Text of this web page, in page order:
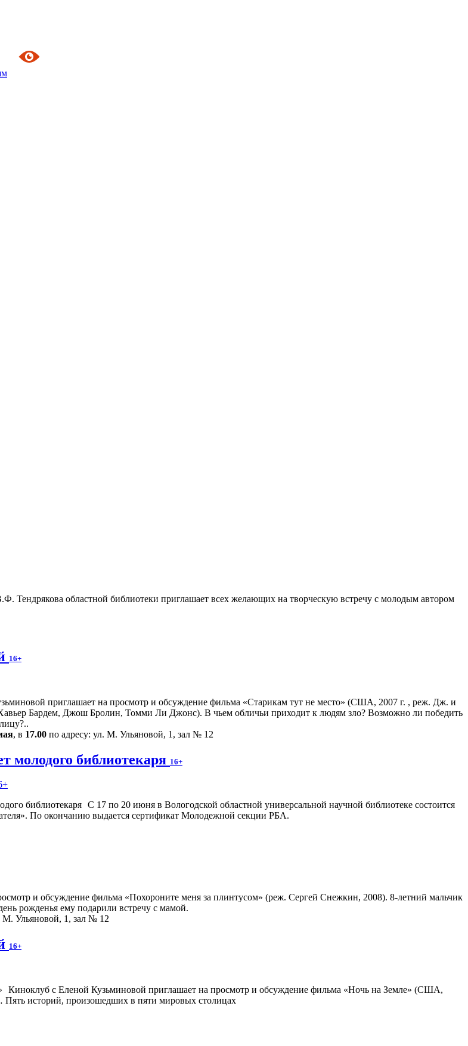
Тендрякова областной библиотеки приглашает всех желающих на творческую встречу с молодым автором
16+
приглашает на просмотр и обсуждение фильма «Старикам тут не место» (США, 2007 г. , реж. Дж. и
Бардем, Джош Бролин, Томми Ли Джонс). В чьем обличьи приходит к людям зло? Возможно ли победить
, в 17.00 по адресу: ул. М. Ульяновой, 1, зал № 12
молодого библиотекаря 16+
С 17 по 20 июня в Вологодской областной универсальной научной библиотеке состоится
По окончанию выдается сертификат Молодежной секции РБА.
и обсуждение фильма «Похороните меня за плинтусом» (реж. Сергей Снежкин, 2008). 8-летний мальчик
рожденья ему подарили встречу с мамой.
М. Ульяновой, 1, зал № 12
16+
Киноклуб с Еленой Кузьминовой приглашает на просмотр и обсуждение фильма «Ночь на Земле» (США,
историй, произошедших в пяти мировых столицах